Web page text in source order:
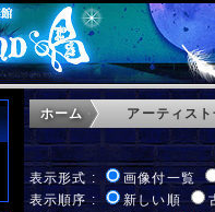
ホーム アーティスト
表示形式 :
画像付一覧
表示順序 :
新しい順